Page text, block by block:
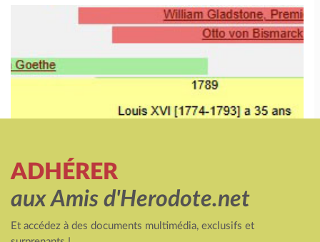
ADHÉRER
aux Amis d'Herodote.net
Et accédez à des documents multimédia, exclusifs et